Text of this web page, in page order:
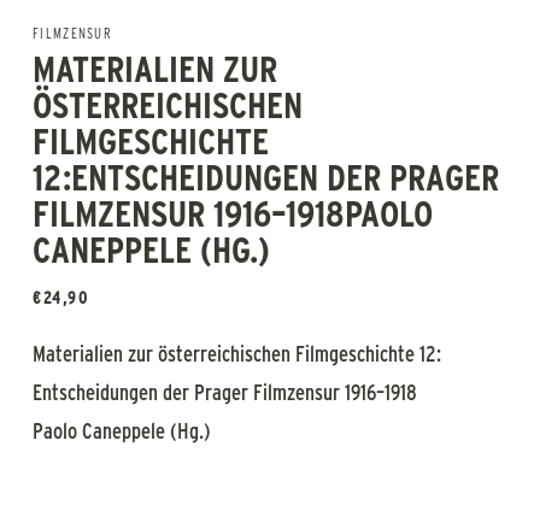
FILMZENSUR
MATERIALIEN ZUR
ÖSTERREICHISCHEN
FILMGESCHICHTE
12:ENTSCHEIDUNGEN DER PRAGER
FILMZENSUR 1916–1918PAOLO
CANEPPELE (HG.)
€24,90
Materialien zur österreichischen Filmgeschichte 12:
Entscheidungen der Prager Filmzensur 1916–1918
Paolo Caneppele (Hg.)